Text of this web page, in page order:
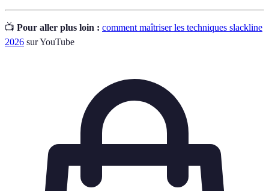
📺 Pour aller plus loin : comment maîtriser les techniques slackline
2026 sur YouTube